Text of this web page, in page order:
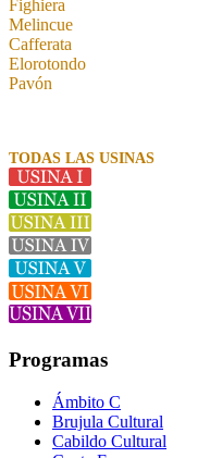
Fighiera
Melincue
Cafferata
Elorotondo
Pavón
TODAS LAS USINAS
Programas
Ámbito C
Brujula Cultural
Cabildo Cultural